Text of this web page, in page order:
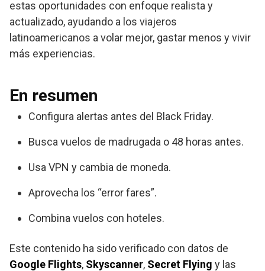
estas oportunidades con enfoque realista y
actualizado, ayudando a los viajeros
latinoamericanos a volar mejor, gastar menos y vivir
más experiencias.
En resumen
Configura alertas antes del Black Friday.
Busca vuelos de madrugada o 48 horas antes.
Usa VPN y cambia de moneda.
Aprovecha los “error fares”.
Combina vuelos con hoteles.
Este contenido ha sido verificado con datos de
Google Flights, Skyscanner, Secret Flying y las